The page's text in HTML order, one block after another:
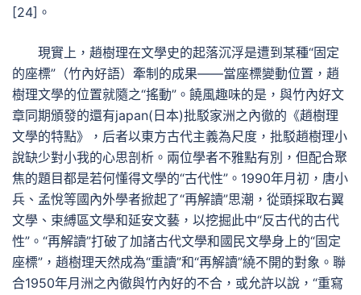
[24]。
現實上，趙樹理在文學史的起落沉浮是遭到某種“固定
的座標”（竹內好語）牽制的成果——當座標變動位置，趙
樹理文學的位置就隨之“搖動”。饒風趣味的是，與竹內好文
章同期頒發的還有japan(日本)批駁家洲之內徹的《趙樹理
文學的特點》，后者以東方古代主義為尺度，批駁趙樹理小
說缺少對小我的心思剖析。兩位學者不雅點有別，但配合聚
焦的題目都是若何懂得文學的“古代性”。1990年月初，唐小
兵、孟悅等國內外學者掀起了“再解讀”思潮，從頭採取右翼
文學、束縛區文學和延安文藝，以挖掘此中“反古代的古代
性”。“再解讀”打破了加諸古代文學和國民文學身上的“固定
座標”，趙樹理天然成為“重讀”和“再解讀”繞不開的對象。聯
合1950年月洲之內徹與竹內好的不合，或允許以說，“重寫